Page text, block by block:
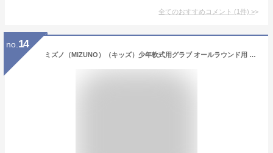
全てのおすすめコメント (1件) >
no. 14
ミズノ（MIZUNO）（キッズ）少年軟式用グラブ オールラウンド用 野球 NB FLEX-DUO3 NC 1AJGY05330 09